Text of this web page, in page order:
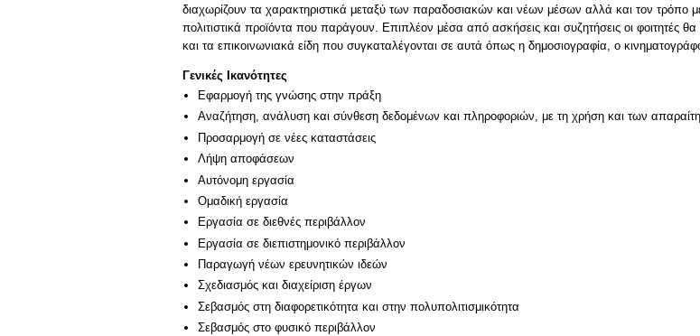
διαχωρίζουν τα χαρακτηριστικά μεταξύ των παραδοσιακών και νέων μέσων αλλά και τον τρόπο
πολιτιστικά προϊόντα που παράγουν. Eπιπλέον μέσα από ασκήσεις και συζητήσεις οι
και τα επικοινωνιακά είδη που συγκαταλέγονται σε αυτά όπως η δημοσιογραφία, ο
Γενικές Ικανότητες
Εφαρμογή της γνώσης στην πράξη
Αναζήτηση, ανάλυση και σύνθεση δεδομένων και πληροφοριών, με τη χρήση και των
Προσαρμογή σε νέες καταστάσεις
Λήψη αποφάσεων
Αυτόνομη εργασία
Ομαδική εργασία
Εργασία σε διεθνές περιβάλλον
Εργασία σε διεπιστημονικό περιβάλλον
Παραγωγή νέων ερευνητικών ιδεών
Σχεδιασμός και διαχείριση έργων
Σεβασμός στη διαφορετικότητα και στην πολυπολιτισμικότητα
Σεβασμός στο φυσικό περιβάλλον